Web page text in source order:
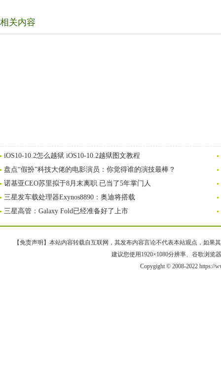
相关内容
iOS10-10.2怎么越狱 iOS10-10.2越狱图文教程
盘点“假扮”科技大佬的电影演员：你觉得谁的演技最棒？
诺基亚CEO苏里拟于8月末离职 已当了5年掌门人
三星发车载处理器Exynos8890：奥迪将搭载
三星高管：Galaxy Fold已经准备好了上市
【免责声明】本站内容转载自互联网，其发布内容言论不代表本站观点，如果
建议您使用1920×1080分辨率、谷歌浏览
Copygight © 2008-2022 https://